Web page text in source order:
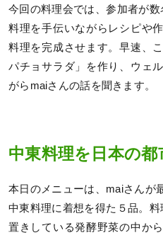
今回の料理会では、参加者が
料理を手伝いながらレシピや
料理を完成させます。早速、
パチョサラダ」を作り、ウェ
がらmaiさんの話を聞きます。
中東料理を日本の
本日のメニューは、maiさんが
中東料理に着想を得た５品。
置きしている発酵野菜の中か